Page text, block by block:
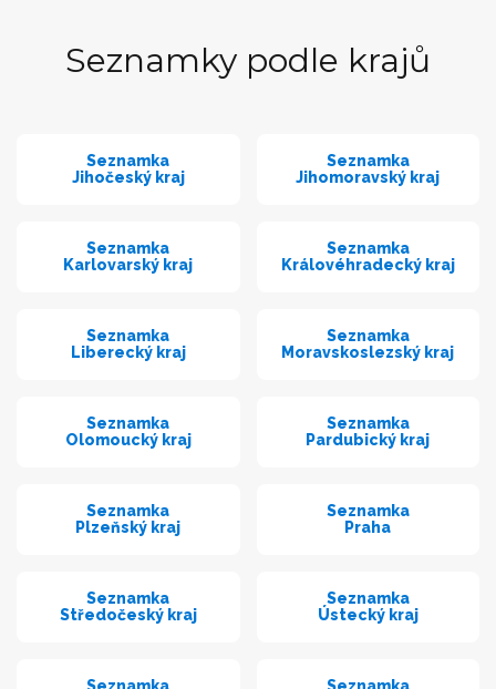
Seznamky podle krajů
Seznamka
Jihočeský kraj
Seznamka
Jihomoravský kraj
Seznamka
Karlovarský kraj
Seznamka
Královéhradecký kraj
Seznamka
Liberecký kraj
Seznamka
Moravskoslezský kraj
Seznamka
Olomoucký kraj
Seznamka
Pardubický kraj
Seznamka
Plzeňský kraj
Seznamka
Praha
Seznamka
Středočeský kraj
Seznamka
Ústecký kraj